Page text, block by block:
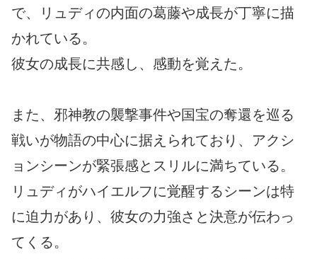
で、リュディの内面の葛藤や成長が丁寧に描
かれている。
彼女の成長に共感し、感動を覚えた。
また、邪神教の襲撃事件や国宝の奪還を巡る
戦いが物語の中心に据えられており、アクシ
ョンシーンが緊張感とスリルに満ちている。
リュディがハイエルフに覚醒するシーンは特
に迫力があり、彼女の力強さと決意が伝わっ
てくる。